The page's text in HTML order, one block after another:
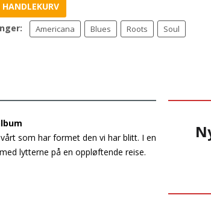
HANDLEKURV
Americana Blues Roots Soul
som har formet den vi har blitt. I en
lytterne på en oppløftende reise.